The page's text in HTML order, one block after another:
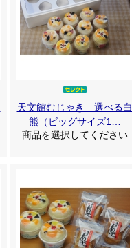
天文館むじゃき 選べる白
熊（ビッグサイズ1…
商品を選択してください